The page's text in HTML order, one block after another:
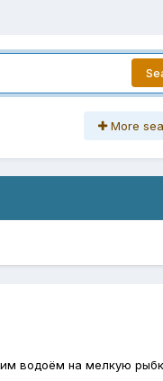
More
водоём на мелкую